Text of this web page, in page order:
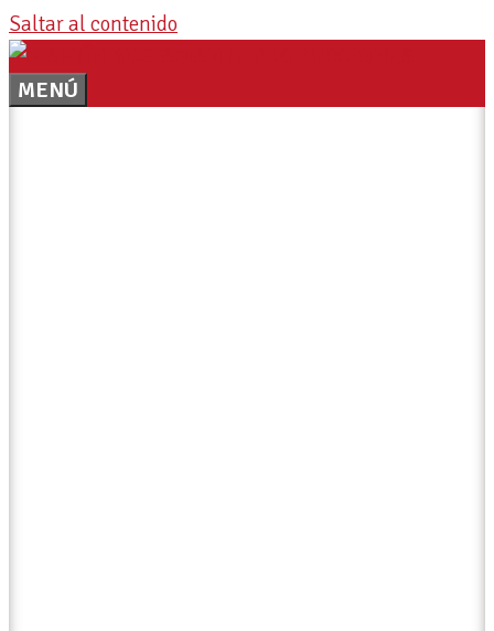
Saltar al contenido
MENÚ